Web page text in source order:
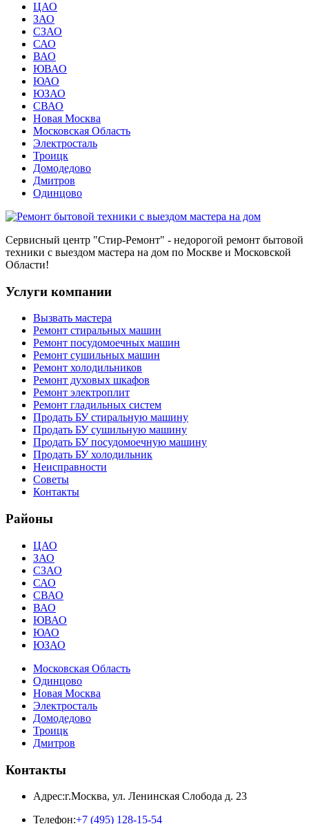
ЦАО
ЗАО
СЗАО
САО
ВАО
ЮВАО
ЮАО
ЮЗАО
СВАО
Новая Москва
Московская Область
Электросталь
Троицк
Домодедово
Дмитров
Одинцово
Сервисный центр "Стир-Ремонт" - недорогой ремонт бытовой
техники с выездом мастера на дом по Москве и Московской
Области!
Услуги компании
Вызвать мастера
Ремонт стиральных машин
Ремонт посудомоечных машин
Ремонт сушильных машин
Ремонт холодильников
Ремонт духовых шкафов
Ремонт электроплит
Ремонт гладильных систем
Продать БУ стиральную машину
Продать БУ сушильную машину
Продать БУ посудомоечную машину
Продать БУ холодильник
Неисправности
Советы
Контакты
Районы
ЦАО
ЗАО
СЗАО
САО
СВАО
ВАО
ЮВАО
ЮАО
ЮЗАО
Московская Область
Одинцово
Новая Москва
Электросталь
Домодедово
Троицк
Дмитров
Контакты
Адрес:г.Москва, ул. Ленинская Слобода д. 23
Телефон:+7 (495) 128-15-54